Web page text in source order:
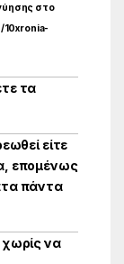
στο
τα
είτε
επομένως
πάντα
χωρίς να